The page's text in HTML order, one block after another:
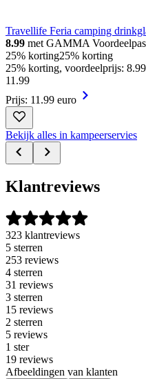
Travellife Feria camping
8.99 met GAMMA Voordeelpas
25% korting25% korting
25% korting, voordeelprijs:
11 .99
Prijs: 11.99 euro
Bekijk alles in kampeerservies
Klantreviews
323 klantreviews
5 sterren
253 reviews
4 sterren
31 reviews
3 sterren
15 reviews
2 sterren
5 reviews
1 ster
19 reviews
Afbeeldingen van klanten